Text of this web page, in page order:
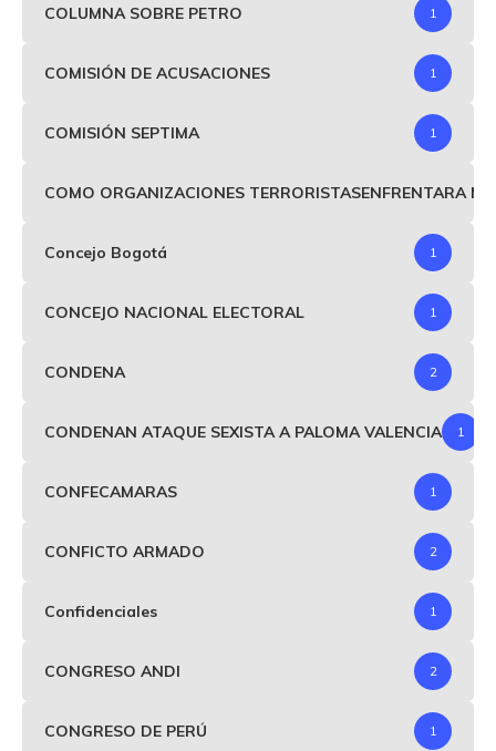
COLUMNA SOBRE PETRO 1
COMISIÓN DE ACUSACIONES 1
COMISIÓN SEPTIMA 1
COMO ORGANIZACIONES TERRORISTASENFRENTARA
Concejo Bogotá 1
CONCEJO NACIONAL ELECTORAL 1
CONDENA 2
CONDENAN ATAQUE SEXISTA A PALOMA VALENCIA 1
CONFECAMARAS 1
CONFICTO ARMADO 2
Confidenciales 1
CONGRESO ANDI 2
CONGRESO DE PERÚ 1